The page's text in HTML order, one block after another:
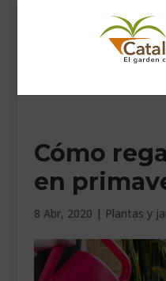
INICIO
PLANTAS
DECORACIÓN
Cómo
en
8 Abr, 2020 | Plantas y